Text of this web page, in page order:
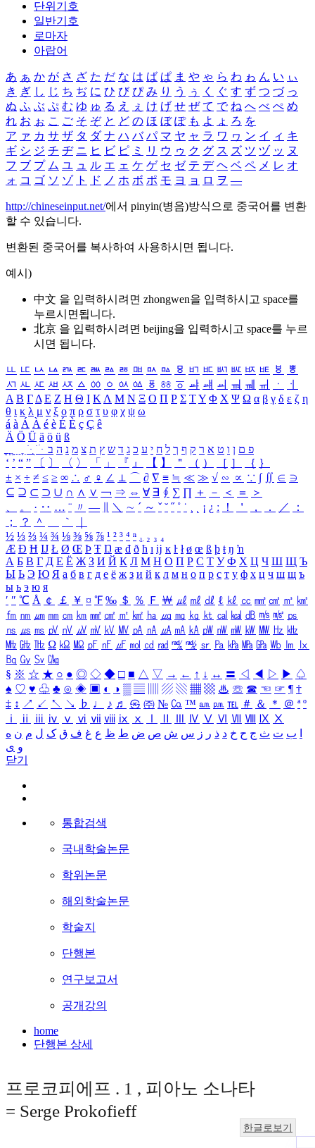
단위기호
일반기호
로마자
아랍어
あ ぁ か が さ ざ た だ な は ば ぱ ま や ゃ ら わ ゎ ん い ぃ
き ぎ し じ ち ぢ に ひ び ぴ み り う ぅ く ぐ す ず つ づ っ
ぬ ふ ぶ ぷ む ゆ ゅ る え ぇ け げ せ ぜ て で ね へ べ ぺ め
れ お ぉ こ ご そ ぞ と ど の ほ ぼ ぽ も よ ょ ろ を
ア ァ カ サ ザ タ ダ ナ ハ バ パ マ ヤ ャ ラ ワ ヮ ン イ ィ キ
ギ シ ジ チ ヂ ニ ヒ ビ ピ ミ リ ウ ゥ ク グ ス ズ ツ ヅ ッ ヌ
フ ブ プ ム ユ ュ ル エ ェ ケ ゲ セ ゼ テ デ ヘ ベ ペ メ レ オ
ォ コ ゴ ソ ゾ ト ド ノ ホ ボ ポ モ ヨ ョ ロ ヲ ―
http://chineseinput.net/에서 pinyin(병음)방식으로 중국어를 변환
할 수 있습니다.
변환된 중국어를 복사하여 사용하시면 됩니다.
예시)
中文 을 입력하시려면 zhongwen을 입력하시고 space를
누르시면됩니다.
北京 을 입력하시려면 beijing을 입력하시고 space를 누르
시면 됩니다.
ㅥ ㅦ ㅧ ㅨ ㅩ ㅪ ㅫ ㅬ ㅭ ㅮ ㅯ ㅰ ㅱ ㅲ ㅳ ㅴ ㅵ ㅶ ㅷ ㅸ
ㅹ
ㅺ ㅻ ㅼ ㅽ ㅾ ㅿ ㆀ ㆁ ㆂ ㆃ ㆄ ㆅ ㆆ ㆇ ㆈ ㆉ ㆊ ㆋ ㆌ ㆍ
ㆎ
Α Β ΓΔ Ε Ζ Η Θ Ι ΚΛ Μ Ν Ξ Ο Π Ρ Σ ΤΥ Φ Χ Ψ Ω α β γ δ ε ζ η
θ ι κ λ μ ν ξ ο π ρ σ τ υ φ χ ψ ω
á à Á À é è É È ç Ç ê
Ä Ö Ü ä ö ü ß
ִֶֹ ֻּ ׁׂ פ ם ן ו ט א ר ק ף ך ל ח י ע כ ג ד ש ץ ת צ מ נ ה ב
‘ ’ “ ” 〔 〕 〈 〉 「 」 『 』 【 】 ＂ （ ） ［ ］ ｛ ｝
± × ÷ ≠ ≤ ≥ ∞ ∴ ♂ ♀ ∠ ⊥ ⌒ ∂ ∇ ≡ ≒ ≪ ≫ √ ∽ ∝ ∵ ∫ ∬ ∈ ∋
⊆ ⊇ ⊂ ⊃ ∪ ∩ ∧ ∨ ￢ ⇒ ⇔ ∀ ∃ ∮ ∑ ∏ ＋ － ＜ ＝
＞
、
。 · ‥ … ¨ 〃 ― ＼ ∼ ´ ～ ˇ ˘ ˝ ˚ ˙ ¸ ¡ ¿ ː ！ ＇ ， ． ／
：
；
？ ＾ ｀
½ ⅓ ⅔ ¼ ¾ ⅛ ⅜ ⅝ ⅞ ¹ ² ³ ⁴ ⁿ ₁ ₂ ₃ ₄
Æ Ð Ħ Ĳ Ł Ø Œ Þ Ŧ Ŋ æ đ ð ħ ı ĳ ĸ ŀ ł ø œ ß þ ŧ ŋ ŉ
А Б В Г Д Е Ё Ж З И Й К Л М Н О П Р С Т У Ф Х Ц Ч Ш Щ Ъ
Ы Ь Э Ю Я а б в г д е ё ж з и й к л м н о п р с т у ф х ц ч ш щ ъ
ы ь э ю я
′ ″ ℃ Å ￠ ￡ ￥ ¤ ℉ ‰ ＄ ％ Ｆ ￦ ㎕ ㎖ ㎗ ℓ ㎘ ㏄ ㎣ ㎤ ㎥ ㎦
㎙ ㎚ ㎛ ㎜ ㎝ ㎞ ㎟ ㎠ ㎡ ㎢ ㏊ ㎍ ㎎ ㎏ ㏏ ㎈ ㎉ ㏈ ㎧ ㎨ ㎰
㎱ ㎲ ㎳ ㎴ ㎵ ㎶ ㎷ ㎸ ㎹ ㎀ ㎁ ㎂ ㎃ ㎄ ㎺ ㎻ ㎽ ㎾ ㎿ ㎐ ㎑
㎒ ㎓ ㎔ Ω ㏀ ㏁ ㎊ ㎋ ㎌ ㏖ ㏅ ㎭ ㎮ ㎯ ㏛ ㎩ ㎪ ㎫ ㎬ ㏝ ㏐
㏓
㏃ ㏉ ㏜ ㏆
§ ※ ☆ ★ ○ ● ◎ ◇ ◆ □ ■ △ ▽ → ← ↑ ↓ ↔ 〓 ◁ ◀ ▷ ▶ ♤
♠ ♡ ♥ ♧ ♣ ⊙ ◈ ▣ ◐ ◑ ▒ ▤ ▨ ▧ ▦ ▩ ♨ ☏ ☎ ☜ ☞ ¶ †
‡ ↕ ↗ ↙ ↖ ↘ ♭ ♩ ♪ ♬ ㉿ ㈜ № ㏇ ™ ㏂ ㏘ ℡ ＃ ＆ ＊ ＠ ª º
ⅰ
ⅱ ⅲ ⅳ ⅴ ⅵ ⅶ ⅷ ⅸ ⅹ Ⅳ Ⅴ Ⅵ Ⅶ Ⅷ Ⅸ Ⅹ
ب ت ث ج ح خ د ذ ر ز س ش ص ض ط ظ ع غ ف ق ک ل م ن ه
و ی
닫기
통합검색
국내학술논문
학위논문
해외학술논문
학술지
단행본
연구보고서
공개강의
home
단행본 상세
프로코피에프 . 1 , 피아노 소나타
= Serge Prokofieff
한글로보기